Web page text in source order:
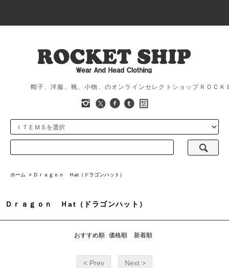
帽子、洋服、靴、小物、のオンラインセレクトショップＲＯＣ
ホーム > Ｄｒａｇｏｎ Ｈat（ドラゴンハット）
Ｄｒａｇｏｎ Ｈat（ドラゴンハット）
おすすめ順 価格順 新着順
< Prev Next >